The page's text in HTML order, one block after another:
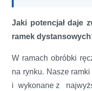
Jaki potencjał daje
ramek
W ramach obróbki
na rynku. Nasze
i wykonane z